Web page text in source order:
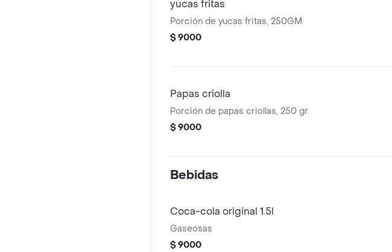
yucas fritas
Porción de yucas fritas, 250GM
$ 9000
Papas criolla
Porción de papas criollas, 250 gr.
$ 9000
Bebidas
Coca-cola original 1.5l
Gaseosas
$ 9000